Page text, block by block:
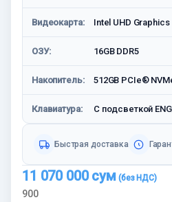
Видеокарта: Intel UHD Graphics
ОЗУ: 16GB DDR5
Накопитель: 512GB PCIe®
Клавиатура: С подсветкой
Быстрая доставка
11 070 000сум
900